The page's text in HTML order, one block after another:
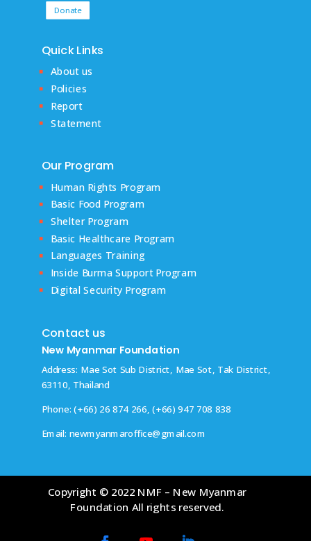
Donate
Quick Links
About us
Policies
Report
Statement
Our Program
Human Rights Program
Basic Food Program
Shelter Program
Basic Healthcare Program
Languages Training
Inside Burma Support Program
Digital Security Program
Contact us
New Myanmar Foundation
Address: Mae Sot Sub District, Mae Sot, Tak District,
63110, Thailand
Phone: (+66) 26 874 266, (+66) 947 708 838
Email: newmyanmaroffice@gmail.com
Copyright © 2022 NMF – New Myanmar
Foundation All rights reserved.